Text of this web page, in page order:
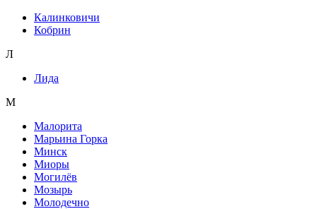
Калинковичи
Кобрин
Л
Лида
М
Малорита
Марьина Горка
Минск
Миоры
Могилёв
Мозырь
Молодечно